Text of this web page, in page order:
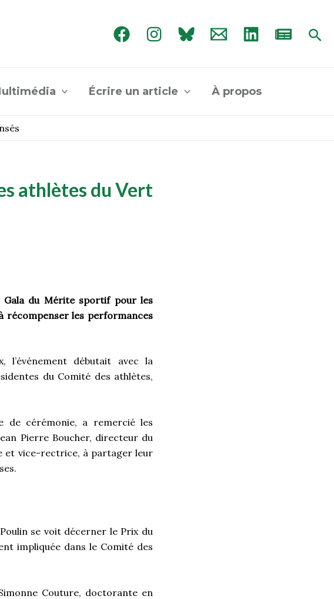
Écrire un article À propos
athlètes du Vert
Gala du Mérite sportif pour les
récompenser les performances
l’événement débutait avec la
du Comité des athlètes,
de cérémonie, a remercié les
Pierre Boucher, directeur du
et vice-rectrice, à partager leur
se voit décerner le Prix du
impliquée dans le Comité des
Couture, doctorante en